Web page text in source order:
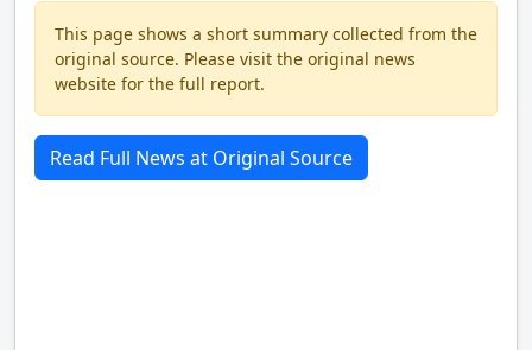
This page shows a short summary collected from the
original source. Please visit the original news
website for the full report.
Read Full News at Original Source